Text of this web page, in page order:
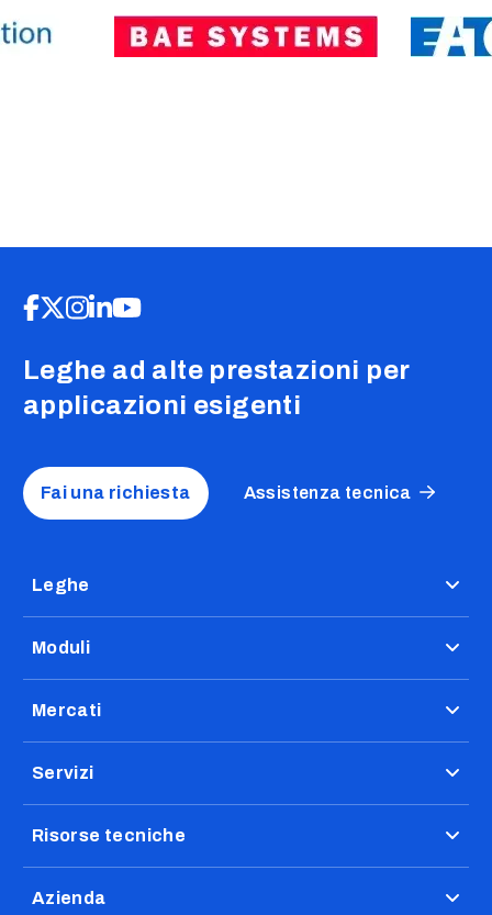
Leghe ad alte prestazioni per
applicazioni esigenti
Fai una richiesta Assistenza tecnica
Leghe
Moduli
Mercati
Servizi
Risorse tecniche
Azienda